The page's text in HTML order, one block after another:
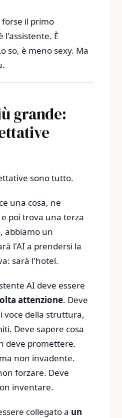
forse il primo
l'assistente. È
so, è meno sexy. Ma
grande:
sono tutto.
una cosa, ne
poi trova una terza
abbiamo un
l'AI a prendersi la
sarà l'hotel.
AI deve essere
attenzione. Deve
voce della struttura,
Deve sapere cosa
deve promettere.
non invadente.
forzare. Deve
inventare.
collegato a un